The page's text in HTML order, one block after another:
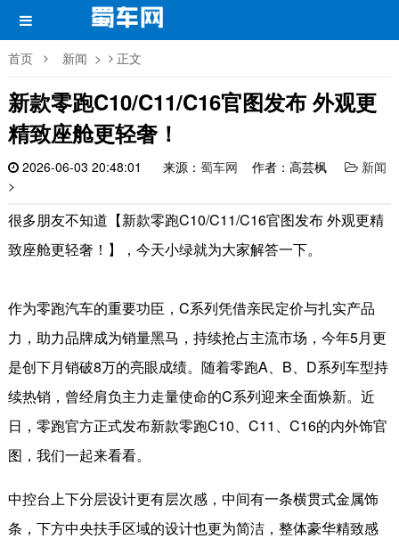
首页 新闻 > 正文
新款零跑C10/C11/C16官图发布 外观更
精致座舱更轻奢！
2026-06-03 20:48:01 来源： 蜀车网 作者：高芸枫
新闻
>
很多朋友不知道【新款零跑C10/C11/C16官图发布 外观更精
致座舱更轻奢！】，今天小绿就为大家解答一下。
作为零跑汽车的重要功臣 ，C系列凭借亲民定价与扎实产品
力， 助力品牌成为销量黑马，持续抢占主流市场，今年5月更
是创下月销破8万的亮眼成绩。随着零跑A、B、D系列车型持
续热销， 曾经肩负主力走量使命的C系列迎来全面焕新。近
日， 零跑官方正式发布新款零跑C10、C11、C16的内外饰官
图， 我们一起来看看。
中控台上下分层设计更有层次感，中间有一条横贯式金属饰
条，下方中央扶手区域的设计也更为简洁，整体豪华精致感